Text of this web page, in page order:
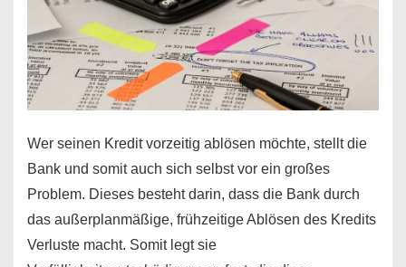
Wer seinen Kredit vorzeitig ablösen möchte, stellt die
Bank und somit auch sich selbst vor ein großes
Problem. Dieses besteht darin, dass die Bank durch
das außerplanmäßige, frühzeitige Ablösen des Kredits
Verluste macht. Somit legt sie